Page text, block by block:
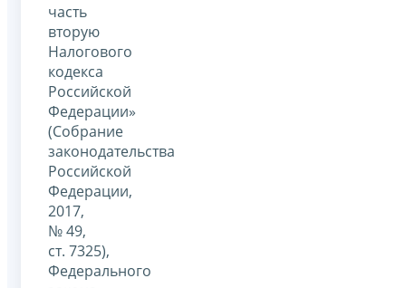
часть
вторую
Налогового
кодекса
Российской
Федерации»
(Собрание
законодательства
Российской
Федерации,
2017,
№ 49,
ст. 7325),
Федерального